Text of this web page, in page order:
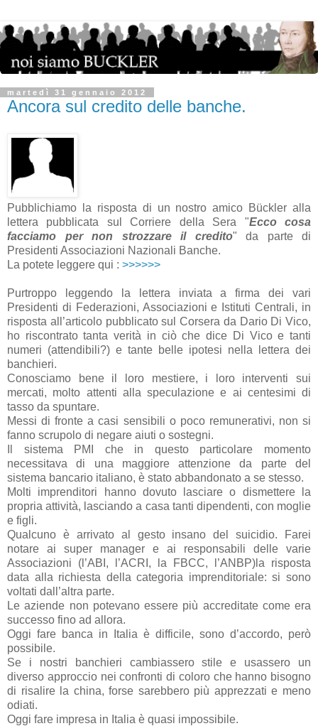
martedì 31 gennaio 2012
Ancora sul credito delle banche.
Pubblichiamo la risposta di un nostro amico Bückler alla
lettera pubblicata sul Corriere della Sera "Ecco cosa
facciamo per non strozzare il credito" da parte di
Presidenti Associazioni Nazionali Banche.
La potete leggere qui : >>>>>>
Purtroppo leggendo la lettera inviata a firma dei vari
Presidenti di Federazioni, Associazioni e Istituti Centrali, in
risposta all’articolo pubblicato sul Corsera da Dario Di Vico,
ho riscontrato tanta verità in ciò che dice Di Vico e tanti
numeri (attendibili?) e tante belle ipotesi nella lettera dei
banchieri.
Conosciamo bene il loro mestiere, i loro interventi sui
mercati, molto attenti alla speculazione e ai centesimi di
tasso da spuntare.
Messi di fronte a casi sensibili o poco remunerativi, non si
fanno scrupolo di negare aiuti o sostegni.
Il sistema PMI che in questo particolare momento
necessitava di una maggiore attenzione da parte del
sistema bancario italiano, è stato abbandonato a se stesso.
Molti imprenditori hanno dovuto lasciare o dismettere la
propria attività, lasciando a casa tanti dipendenti, con moglie
e figli.
Qualcuno è arrivato al gesto insano del suicidio. Farei
notare ai super manager e ai responsabili delle varie
Associazioni (l’ABI, l’ACRI, la FBCC, l’ANBP)la risposta
data alla richiesta della categoria imprenditoriale: si sono
voltati dall’altra parte.
Le aziende non potevano essere più accreditate come era
successo fino ad allora.
Oggi fare banca in Italia è difficile, sono d’accordo, però
possibile.
Se i nostri banchieri cambiassero stile e usassero un
diverso approccio nei confronti di coloro che hanno bisogno
di risalire la china, forse sarebbero più apprezzati e meno
odiati.
Oggi fare impresa in Italia è quasi impossibile.